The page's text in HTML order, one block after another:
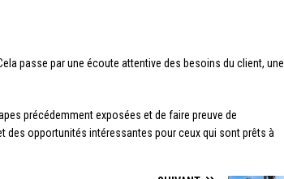
Cela passe par une écoute attentive des besoins du client, une
précédemment exposées et de faire preuve de
des opportunités intéressantes pour ceux qui sont prêts à